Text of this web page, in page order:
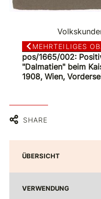
MEHRTEILIGES
pos/1665/002:
"Dalmatien" beim
1908, Wien,
SHARE
ÜBERSICHT
VERWENDUNG